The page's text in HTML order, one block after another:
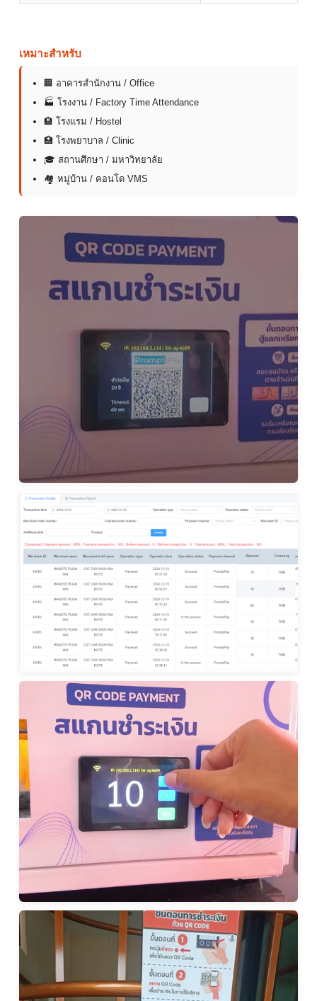
เหมาะสำหรับ
🏢 อาคารสำนักงาน / Office
🏭 โรงงาน / Factory Time Attendance
🏨 โรงแรม / Hostel
🏥 โรงพยาบาล / Clinic
🎓 สถานศึกษา / มหาวิทยาลัย
🏘 หมู่บ้าน / คอนโด VMS